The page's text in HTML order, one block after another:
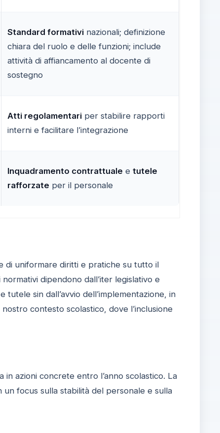
Standard formativinazionali; definizione
chiara del ruolo e delle funzioni; include
attività di affiancamento al docente di
sostegno
Atti regolamentariper stabilire rapporti
interni e facilitare l’integrazione
Inquadramento contrattuale e tutele
rafforzate per il personale
di uniformare diritti e pratiche su tutto il
dipendono dall’iter legislativo e
sin dall’avvio dell’implementazione, in
contesto scolastico, dove l’inclusione
azioni concrete entro l’anno scolastico. La
un focus sulla stabilità del personale e sulla